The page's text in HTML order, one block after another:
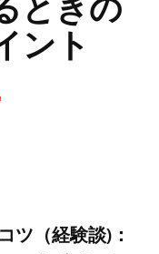
ント
ツ（経験談)：